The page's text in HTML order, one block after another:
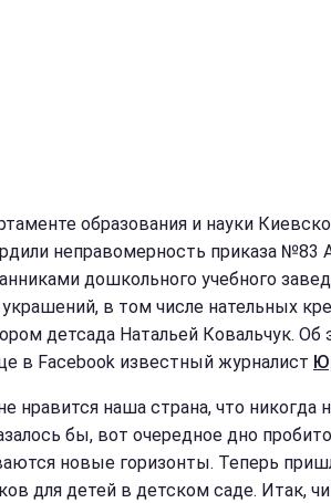
образования и науки
неправомерность приказа №83
дошкольного учебного
в том числе нательных
детсада Натальей Ковальчук. Об
в Facebook известный журналист
нравится наша страна, что никогда
бы, вот очередное дно
новые горизонты. Теперь
для детей в детском саде. Итак,